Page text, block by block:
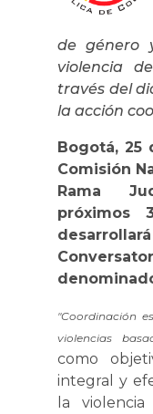
de género
violencia
través del
la acción
Bogotá, 25
Comisión
Rama
próximos
"Coordinación
violencias
como
integral y
la